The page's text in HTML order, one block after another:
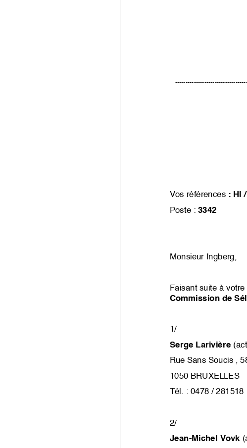
-----------------------
Vos références : HI
Poste : 3342
Monsieur Ingberg,
Faisant suite à
Commission de
1/
Serge Larivière
Rue Sans Soucis ,
1050 BRUXELLES
Tél. : 0478 / 281518
2/
Jean-Michel Vovk